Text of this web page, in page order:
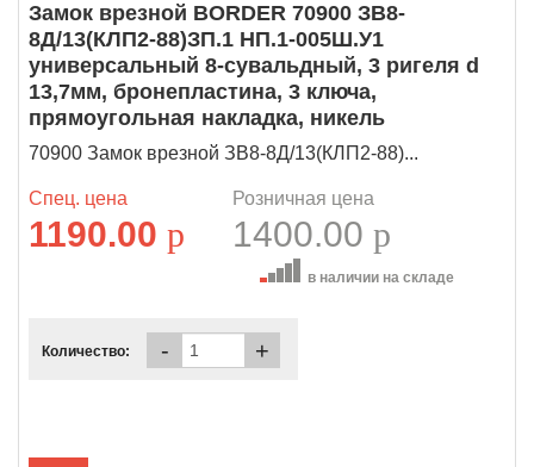
Замок врезной BORDER 70900 ЗВ8-
8Д/13(КЛП2-88)ЗП.1 НП.1-005Ш.У1
универсальный 8-сувальдный, 3 ригеля d
13,7мм, бронепластина, 3 ключа,
прямоугольная накладка, никель
70900 Замок врезной ЗВ8-8Д/13(КЛП2-88)...
Спец. цена
1190.00 p
Розничная цена
1400.00 p
в наличии на складе
Количество: - +